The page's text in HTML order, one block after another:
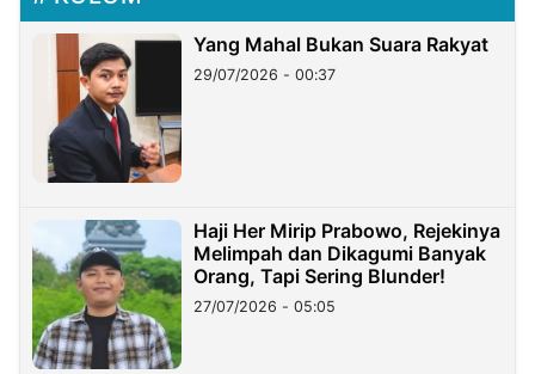
Yang Mahal Bukan Suara Rakyat
29/07/2026 - 00:37
Haji Her Mirip Prabowo, Rejekinya
Melimpah dan Dikagumi Banyak
Orang, Tapi Sering Blunder!
27/07/2026 - 05:05